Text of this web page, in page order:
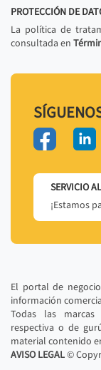
PROTECCIÓN DE
La política de
consultada en
SERVICIO
¡Estamos
El portal de
información
Todas las
respectiva o de
material contenido
AVISO LEGAL©